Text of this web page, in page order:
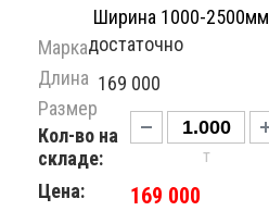
Ширина 1000-
Марка
Длина
Размер
Кол-во на
складе:
достаточно
Цена:
169 000
т
169 000